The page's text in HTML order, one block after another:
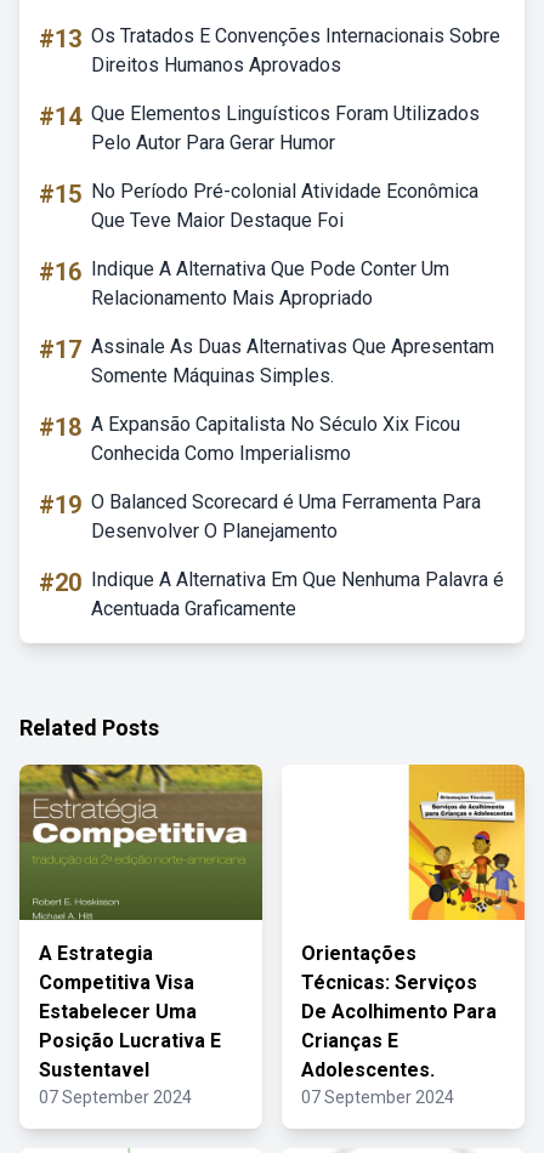
#13 Os Tratados E Convenções Internacionais Sobre
Direitos Humanos Aprovados
#14 Que Elementos Linguísticos Foram Utilizados
Pelo Autor Para Gerar Humor
#15 No Período Pré-colonial Atividade Econômica
Que Teve Maior Destaque Foi
#16 Indique A Alternativa Que Pode Conter Um
Relacionamento Mais Apropriado
#17 Assinale As Duas Alternativas Que Apresentam
Somente Máquinas Simples.
#18 A Expansão Capitalista No Século Xix Ficou
Conhecida Como Imperialismo
#19 O Balanced Scorecard é Uma Ferramenta Para
Desenvolver O Planejamento
#20 Indique A Alternativa Em Que Nenhuma Palavra é
Acentuada Graficamente
Related Posts
A Estrategia
Competitiva Visa
Estabelecer Uma
Posição Lucrativa E
Sustentavel
07 September 2024
Orientações
Técnicas: Serviços
De Acolhimento Para
Crianças E
Adolescentes.
07 September 2024